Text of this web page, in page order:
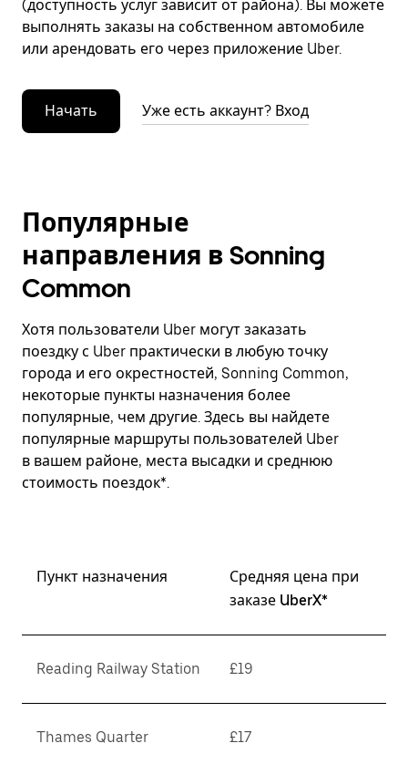
(доступность услуг зависит от района). Вы можете
выполнять заказы на собственном автомобиле
или арендовать его через приложение Uber.
Начать Уже есть аккаунт? Вход
Популярные
направления в Sonning
Common
Хотя пользователи Uber могут заказать
поездку с Uber практически в любую точку
города и его окрестностей, Sonning Common,
некоторые пункты назначения более
популярные, чем другие. Здесь вы найдете
популярные маршруты пользователей Uber
в вашем районе, места высадки и среднюю
стоимость поездок*.
Пункт назначения
Средняя цена при
заказе UberX*
Reading Railway Station £19
Thames Quarter £17